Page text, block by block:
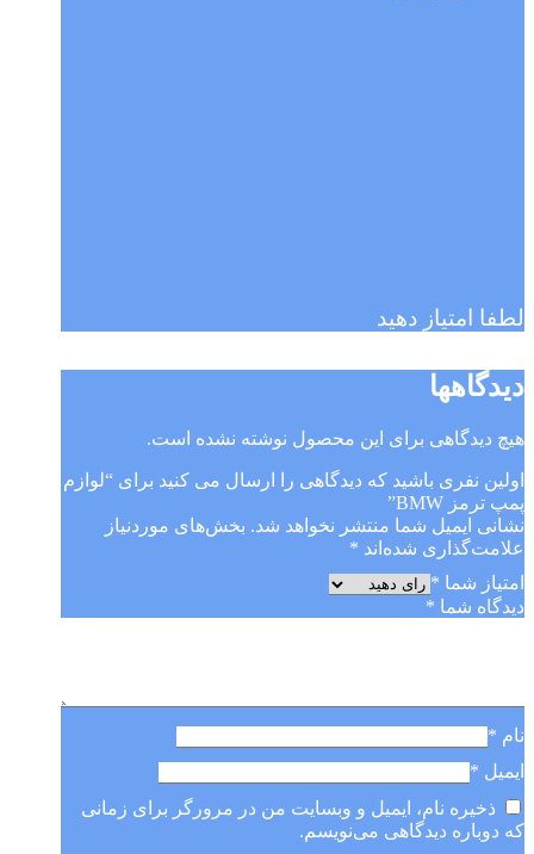
لطفا امتیاز دهید
دیدگاهها
هیچ دیدگاهی برای این محصول نوشته نشده است.
اولین نفری باشید که دیدگاهی را ارسال می کنید برای “لوازم
پمپ ترمز BMW”
نشانی ایمیل شما منتشر نخواهد شد. بخش‌های موردنیاز
علامت‌گذاری شده‌اند *
امتیاز شما *
دیدگاه شما *
نام *
ایمیل *
ذخیره نام، ایمیل و وبسایت من در مرورگر برای زمانی
که دوباره دیدگاهی می‌نویسم.